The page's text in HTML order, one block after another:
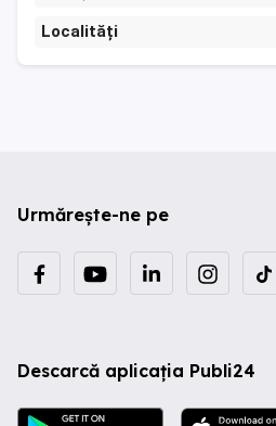
Localități
Urmărește-ne pe
Descarcă aplicația Publi24